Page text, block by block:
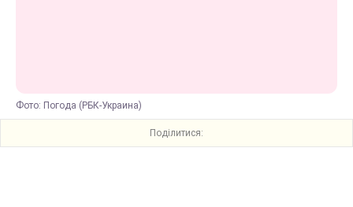
Фото: Погода (РБК-Украина)
Поділитися: